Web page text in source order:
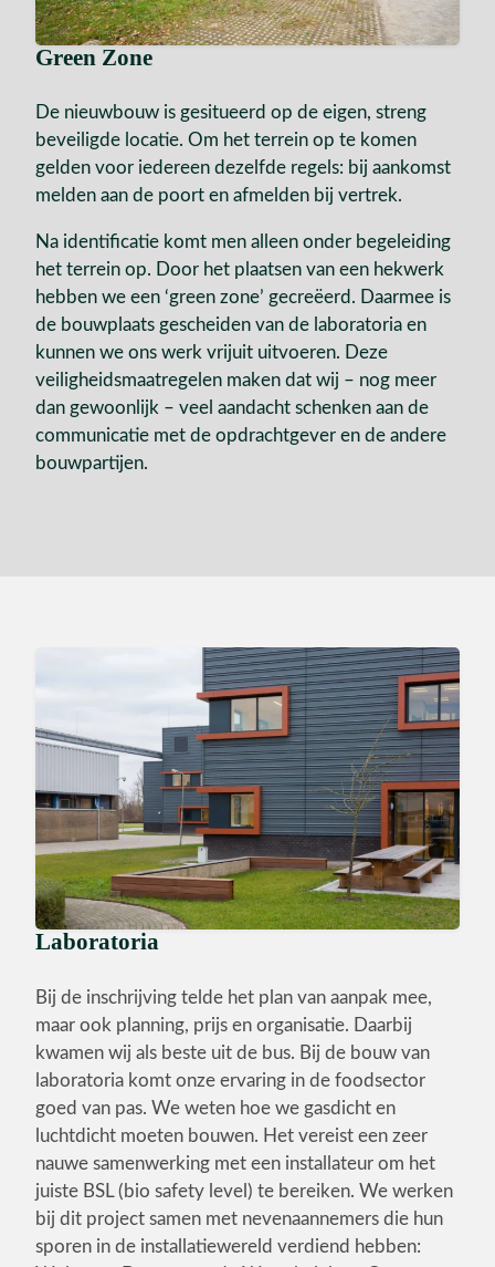
Green Zone
De nieuwbouw is gesitueerd op de eigen, streng
beveiligde locatie. Om het terrein op te komen
gelden voor iedereen dezelfde regels: bij aankomst
melden aan de poort en afmelden bij vertrek.
Na identificatie komt men alleen onder begeleiding
het terrein op. Door het plaatsen van een hekwerk
hebben we een ‘green zone’ gecreëerd. Daarmee is
de bouwplaats gescheiden van de laboratoria en
kunnen we ons werk vrijuit uitvoeren. Deze
veiligheidsmaatregelen maken dat wij – nog meer
dan gewoonlijk – veel aandacht schenken aan de
communicatie met de opdrachtgever en de andere
bouwpartijen.
Laboratoria
Bij de inschrijving telde het plan van aanpak mee,
maar ook planning, prijs en organisatie. Daarbij
kwamen wij als beste uit de bus. Bij de bouw van
laboratoria komt onze ervaring in de foodsector
goed van pas. We weten hoe we gasdicht en
luchtdicht moeten bouwen. Het vereist een zeer
nauwe samenwerking met een installateur om het
juiste BSL (bio safety level) te bereiken. We werken
bij dit project samen met nevenaannemers die hun
sporen in de installatiewereld verdiend hebben: